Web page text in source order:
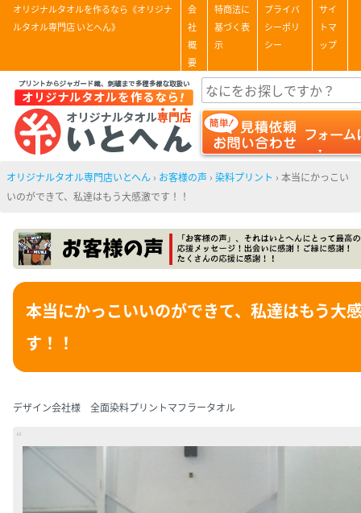
オリジナルタオルを作るなら《オリジナ
ルタオル専門店 いとへん》
会
社
概
要
特商法に
基づく表
示
プライバ
シーポリ
シー
サイ
トマ
ップ
オリジナルタオル専門店いとへん › お客様の声 › 染料プリント › 本当にかっこい
いのができて、私達はもう大感激です！！
本当にかっこいいのができて、私達はもう大
す！！
デザイン会社様 全面染料プリントマフラータオル